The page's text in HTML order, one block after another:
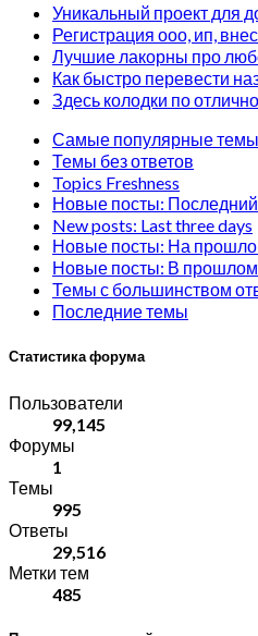
Уникальный проект для
Регистрация ооо, ип,
Лучшие лакорны про
Как быстро перевести
Здесь колодки по
Самые популярные темы
Темы без ответов
Topics Freshness
Новые посты:
New posts: Last three days
Новые посты: На
Новые посты: В
Темы с большинством
Последние темы
Статистика форума
Пользователи
99,145
Форумы
1
Темы
995
Ответы
29,516
Метки тем
485